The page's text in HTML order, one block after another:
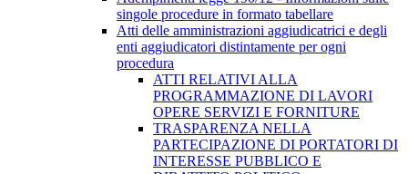
singole procedure in formato tabellare
Atti delle amministrazioni aggiudicatrici e degli
enti aggiudicatori distintamente per ogni
procedura
ATTI RELATIVI ALLA
PROGRAMMAZIONE DI LAVORI
OPERE SERVIZI E FORNITURE
TRASPARENZA NELLA
PARTECIPAZIONE DI PORTATORI DI
INTERESSE PUBBLICO E